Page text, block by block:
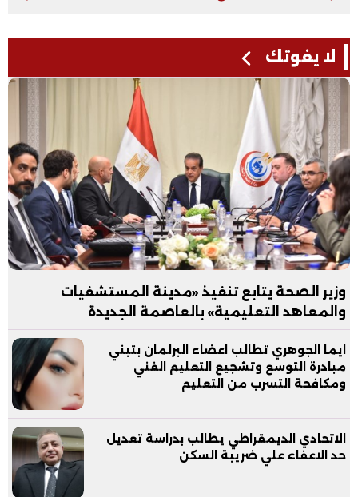
لا يفوتك
وزير الصحة يتابع تنفيذ «مدينة المستشفيات
والمعاهد التعليمية» بالعاصمة الجديدة
ايما الجوهري تطالب اعضاء البرلمان بتبني
مبادرة التوسع وتشجيع التعليم الفني
ومكافحة التسرب من التعليم
الاتحادي الديمقراطي يطالب بدراسة تعديل
حد الاعفاء علي ضريبة السكن